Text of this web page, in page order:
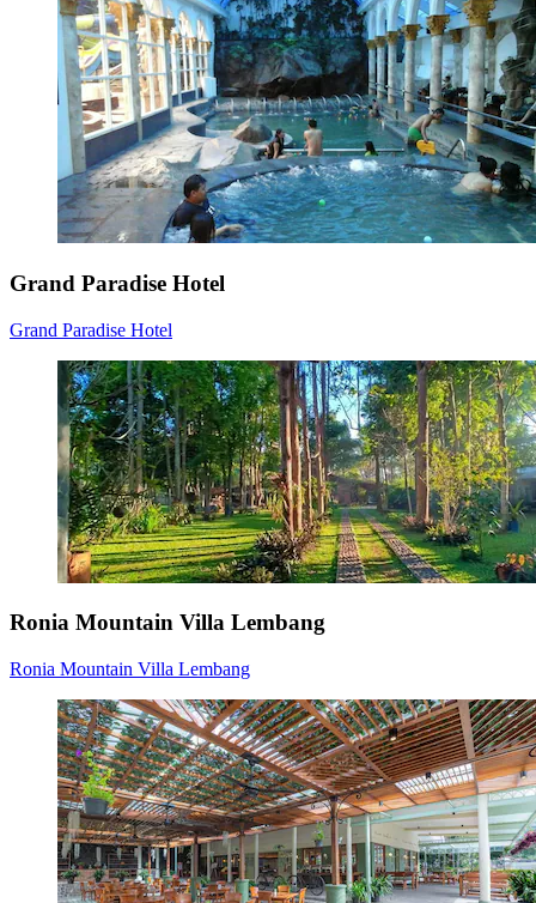
Grand Paradise Hotel
Grand Paradise Hotel
Ronia Mountain Villa Lembang
Ronia Mountain Villa Lembang